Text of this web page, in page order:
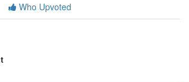
Who Upvoted